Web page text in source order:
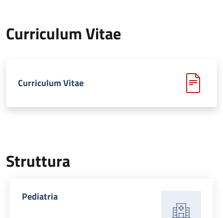
Curriculum Vitae
Curriculum Vitae
Struttura
Pediatria